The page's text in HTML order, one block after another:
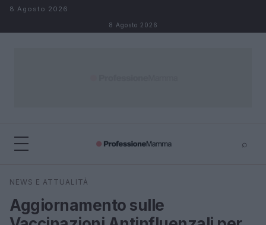
Salta al contenuto
8 Agosto 2026
8 Agosto 2026
⌕
Cerca
NEWS E ATTUALITÀ
Aggiornamento sulle